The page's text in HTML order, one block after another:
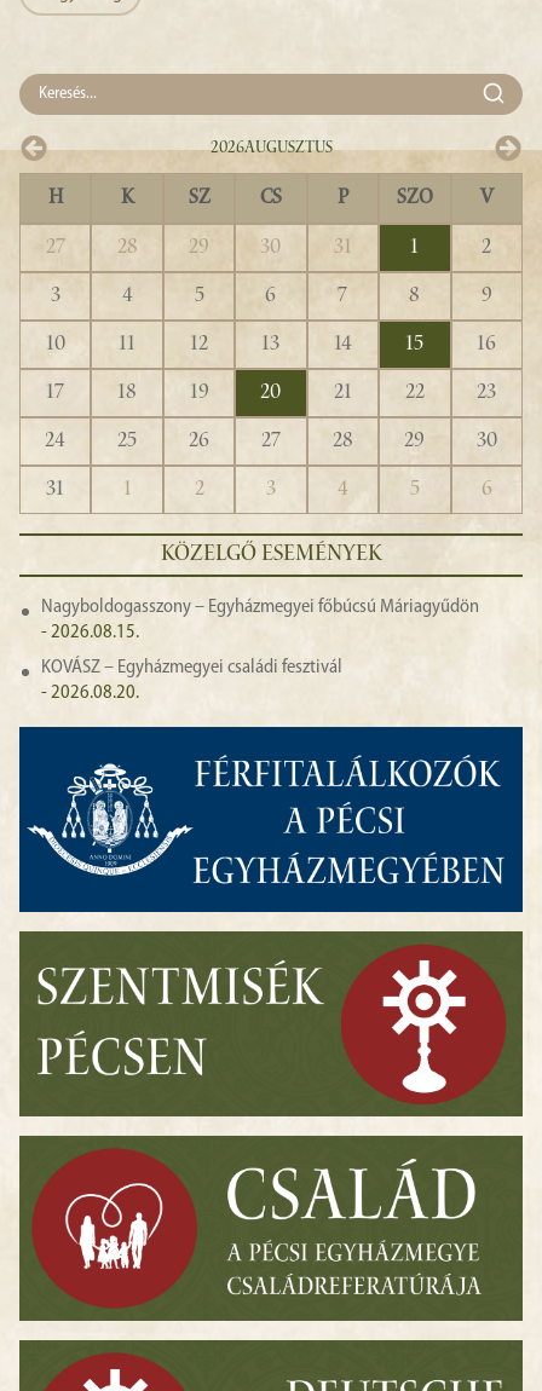
2026Augusztus
H K SZ CS P SZO V
27 28 29 30 31 1
2
3
4 5 6 7 8
9
10
11 12 13 14 15
16
17
18 19 20 21 22
23
24
25 26 27 28 29
30
31
1 2 3 4 5 6
KÖZELGŐ ESEMÉNYEK
Nagyboldogasszony – Egyházmegyei főbúcsú Máriagyűdön
- 2026.08.15.
KOVÁSZ – Egyházmegyei családi fesztivál
- 2026.08.20.